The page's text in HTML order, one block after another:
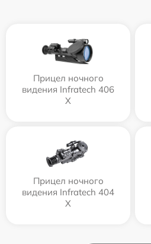
Прицел ночного
видения Infratech 406
Х
Прицел ночного
видения Infratech 404
Х